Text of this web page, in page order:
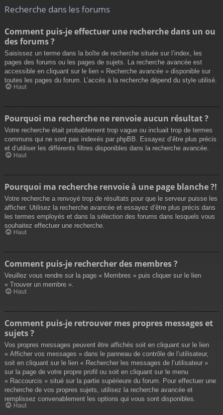
Recherche dans les forums
Comment puis-je effectuer une recherche dans un ou
des forums ?
Saisissez un terme dans la boîte de recherche située sur l’index, les
pages des forums ou les pages de sujets. La recherche avancée est
accessible en cliquant sur le lien « Recherche avancée » disponible sur
toutes les pages du forum. L’accès à la recherche dépend du style utilisé.
Haut
Pourquoi ma recherche ne renvoie aucun résultat ?
Votre recherche était probablement trop vague ou incluait trop de termes
communs qui ne sont pas indexés par phpBB. Essayez d’être plus précis
et d’utiliser les différents filtres disponibles dans la recherche avancée.
Haut
Pourquoi ma recherche renvoie à une page blanche ?!
Votre recherche a renvoyé trop de résultats pour que le serveur puisse les
afficher. Utilisez la recherche avancée et essayez d’être plus précis dans
les termes employés et dans la sélection des forums dans lesquels vous
souhaitez effectuer une recherche.
Haut
Comment puis-je rechercher des membres ?
Veuillez vous rendre sur la page « Membres » puis cliquer sur le lien
« Trouver un membre ».
Haut
Comment puis-je retrouver mes propres messages et
sujets ?
Vos propres messages peuvent être affichés soit en cliquant sur le lien
« Afficher vos messages » dans le panneau de contrôle de l’utilisateur,
soit en cliquant sur le lien « Rechercher les messages de l’utilisateur »
sur la page de votre propre profil ou soit en cliquant sur le menu
« Raccourcis » situé sur la partie supérieure du forum. Pour effectuer une
recherche de vos propres sujets, utilisez la recherche avancée et
remplissez convenablement les options qui vous sont disponibles.
Haut